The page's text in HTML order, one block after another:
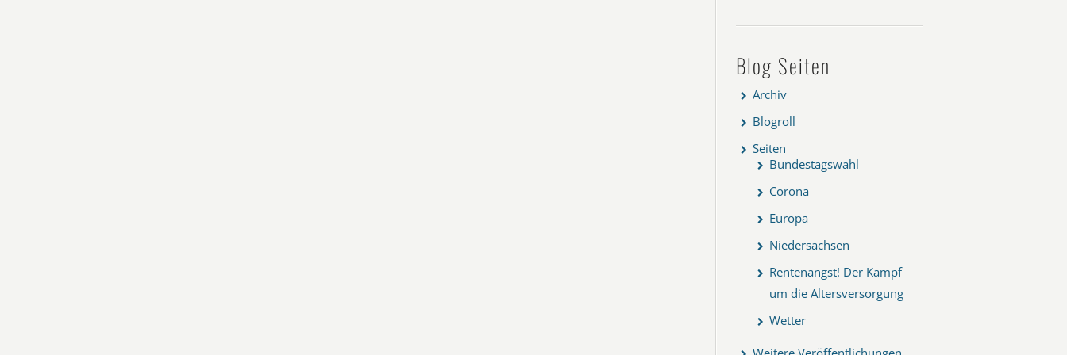
Blog Seiten
Archiv
Blogroll
Seiten
Bundestagswahl
Corona
Europa
Niedersachsen
Rentenangst! Der Kampf
um die Altersversorgung
Wetter